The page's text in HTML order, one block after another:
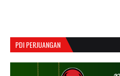
PDI PERJUANGAN